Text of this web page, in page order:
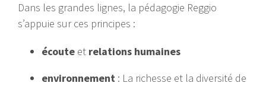
Dans les grandes lignes, la pédagogie Reggio
s’appuie sur ces principes :
écoute et relations humaines
environnement : La richesse et la diversité de